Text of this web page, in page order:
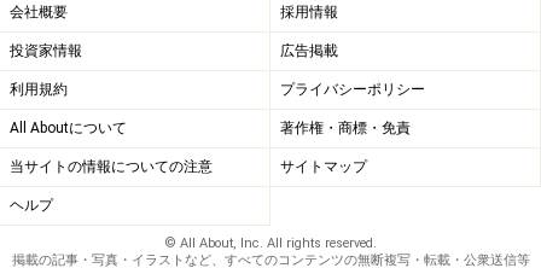
会社概要 採用情報
投資家情報 広告掲載
利用規約 プライバシーポリシー
All Aboutについて 著作権・商標・免責
当サイトの情報についての注意 サイトマップ
ヘルプ
© All About, Inc. All rights reserved.
掲載の記事・写真・イラストなど、すべてのコンテンツの無断複写・転載・公衆送信等